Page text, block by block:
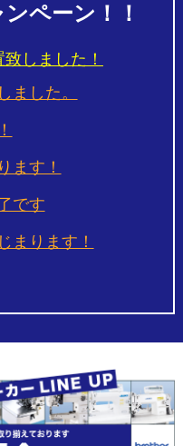
ペーン！！
しました！
ました。
ます！
です
まります！